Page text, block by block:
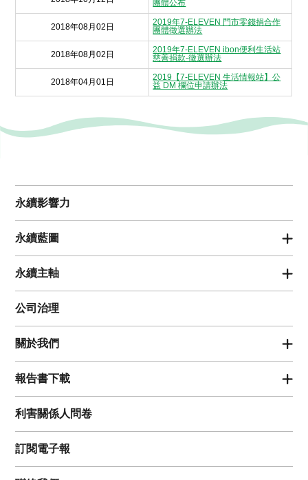
團體公布
2018年08月02日
2019年7-ELEVEN 門市零錢捐合作
團體徵選辦法
2018年08月02日
2019年7-ELEVEN ibon便利生活站
慈善捐款-徵選辦法
2018年04月01日
2019【7-ELEVEN 生活情報站】公
益 DM 欄位申請辦法
永續影響力
永續藍圖
永續主軸
公司治理
關於我們
報告書下載
利害關係人問卷
訂閱電子報